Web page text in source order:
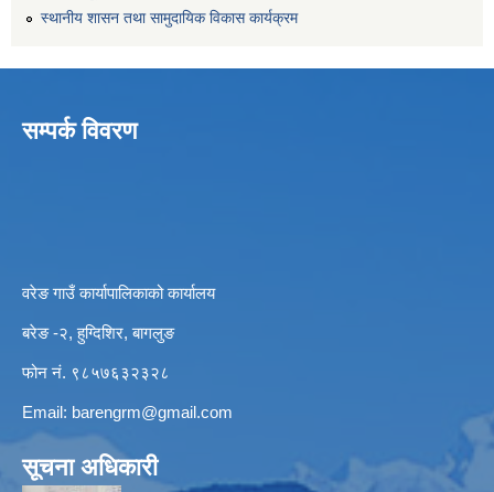
स्थानीय शासन तथा सामुदायिक विकास कार्यक्रम
सम्पर्क विवरण
वरेङ गाउँ कार्यापालिकाको कार्यालय
बरेङ -२, हुग्दिशिर, बागलुङ
फोन नं. ९८५७६३२३२८
Email: barengrm@gmail.com
सूचना अधिकारी